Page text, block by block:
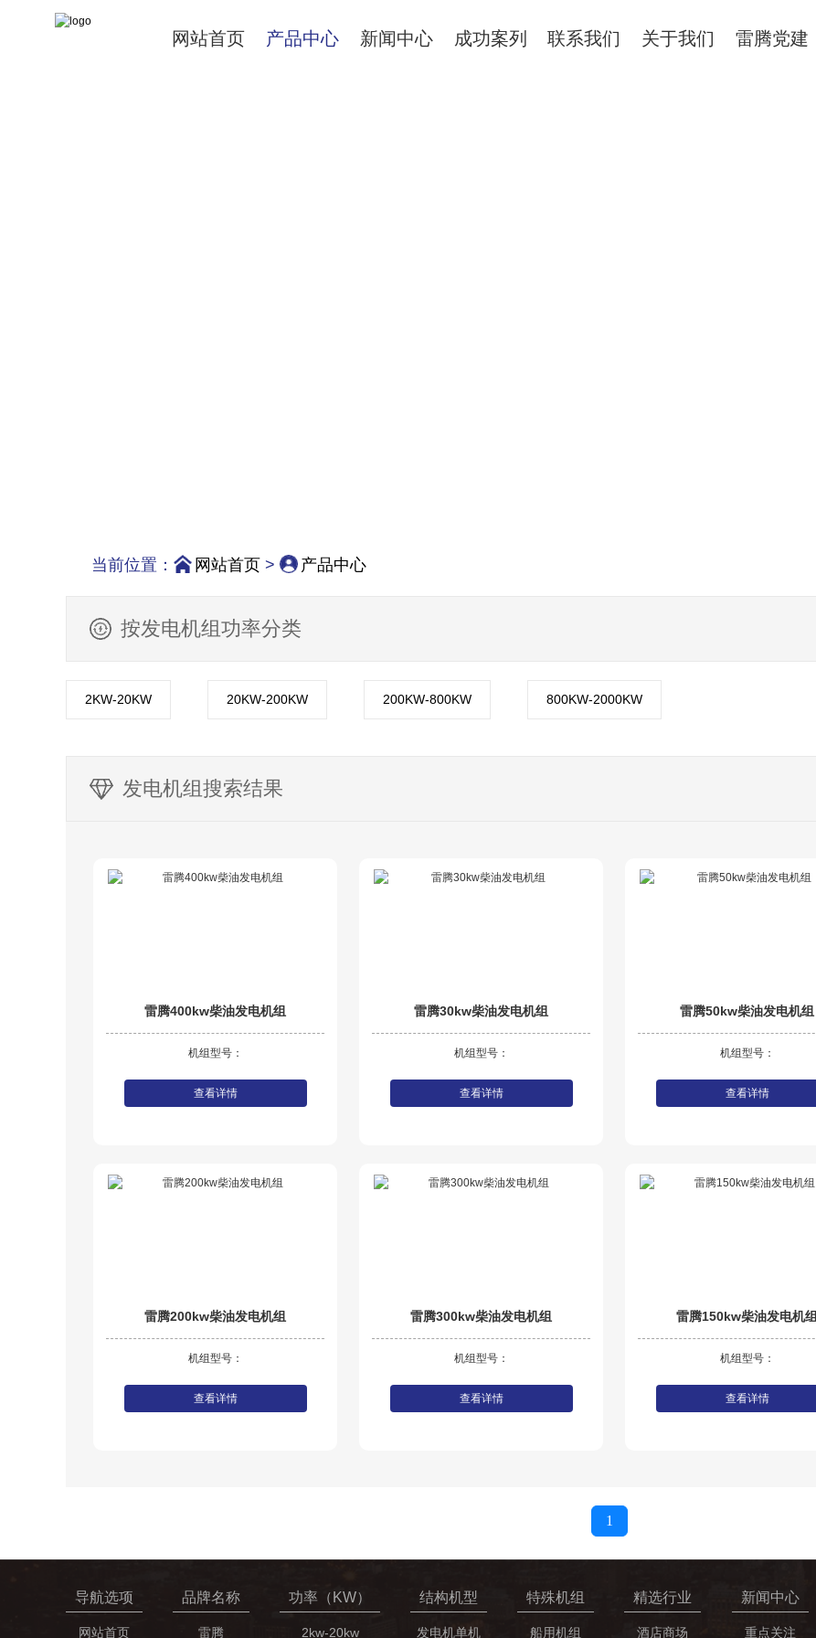
网站首页 产品中心 新闻中心 成功案列 联系我们 关于我们 雷腾党建
当前位置： 网站首页 > 产品中心
按发电机组功率分类
2KW-20KW 20KW-200KW 200KW-800KW 800KW-2000KW
发电机组搜索结果
雷腾400kw柴油发电机组
机组型号：
查看详情
雷腾30kw柴油发电机组
机组型号：
查看详情
雷腾50kw柴油发电机组
机组型号：
查看详情
雷腾200kw柴油发电机组
机组型号：
查看详情
雷腾300kw柴油发电机组
机组型号：
查看详情
雷腾150kw柴油发电机组
机组型号：
查看详情
1
导航选项
网站首页
品牌名称
雷腾
功率（KW）
2kw-20kw
结构机型
发电机单机
特殊机组
船用机组
精选行业
酒店商场
新闻中心
重点关注